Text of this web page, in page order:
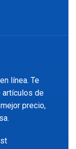
línea. Te
artículos de
precio,